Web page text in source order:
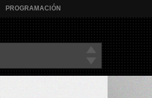
PROGRAMACIÓN